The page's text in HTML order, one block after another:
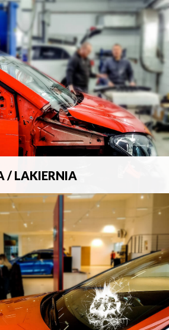
/ LAKIERNIA
wszelkich napraw